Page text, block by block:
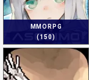
MMORPG
(150)